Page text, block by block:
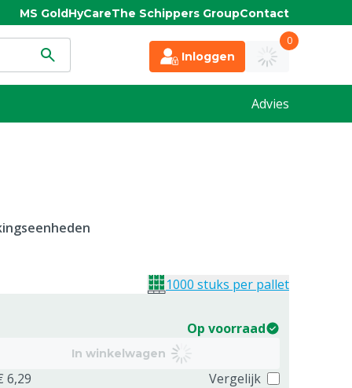
MS GoldHyCareThe Schippers GroupContact
Inloggen
0
Advies
Op voorraad
In winkelwagen
6,29 Vergelijk
1000 stuks per pallet